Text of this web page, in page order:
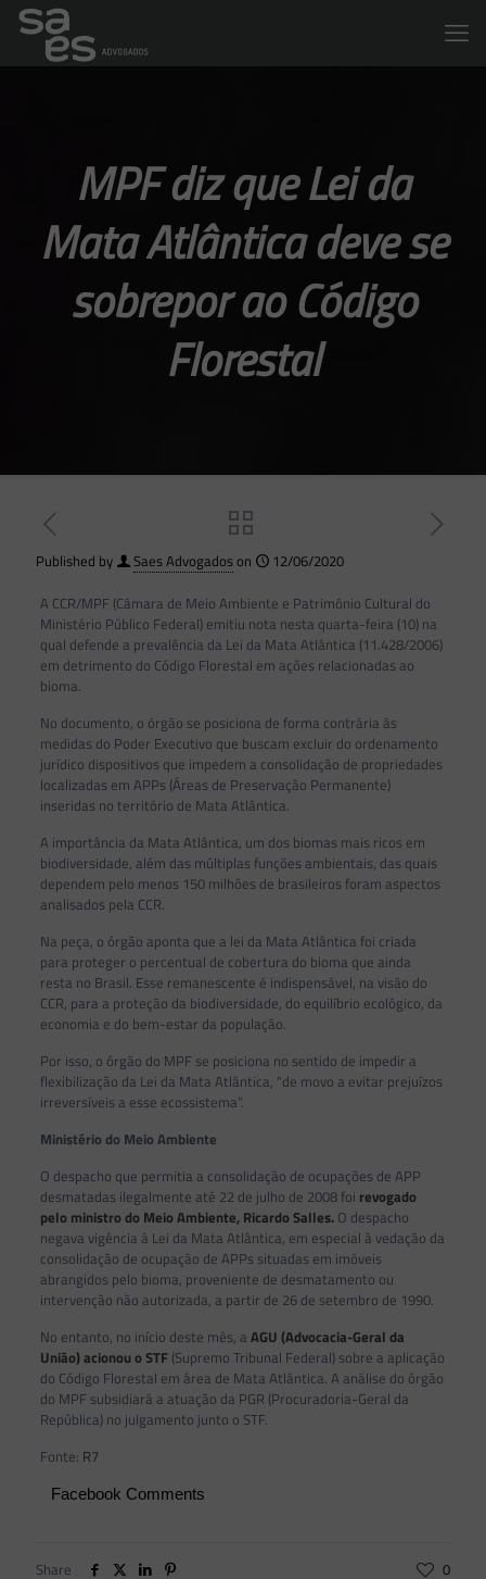
MPF diz que Lei da
Mata Atlântica deve se
sobrepor ao Código
Florestal
Published by Saes Advogadoson
12/06/2020
A CCR/MPF (Câmara de Meio Ambiente e Patrimônio Cultural do
Ministério Público Federal) emitiu nota nesta quarta-feira (10) na
qual defende a prevalência da Lei da Mata Atlântica (11.428/2006)
em detrimento do Código Florestal em ações relacionadas ao
bioma.
No documento, o órgão se posiciona de forma contrária às
medidas do Poder Executivo que buscam excluir do ordenamento
jurídico dispositivos que impedem a consolidação de propriedades
localizadas em APPs (Áreas de Preservação Permanente)
inseridas no território de Mata Atlântica.
A importância da Mata Atlântica, um dos biomas mais ricos em
biodiversidade, além das múltiplas funções ambientais, das quais
dependem pelo menos 150 milhões de brasileiros foram aspectos
analisados pela CCR.
Na peça, o órgão aponta que a lei da Mata Atlântica foi criada
para proteger o percentual de cobertura do bioma que ainda
resta no Brasil. Esse remanescente é indispensável, na visão do
CCR, para a proteção da biodiversidade, do equilíbrio ecológico, da
economia e do bem-estar da população.
Por isso, o órgão do MPF se posiciona no sentido de impedir a
flexibilização da Lei da Mata Atlântica, “de movo a evitar prejuízos
irreversíveis a esse ecossistema”.
Ministério do Meio Ambiente
O despacho que permitia a consolidação de ocupações de APP
desmatadas ilegalmente até 22 de julho de 2008 foi revogado
pelo ministro do Meio Ambiente, Ricardo Salles.O despacho
negava vigência à Lei da Mata Atlântica, em especial à vedação da
consolidação de ocupação de APPs situadas em imóveis
abrangidos pelo bioma, proveniente de desmatamento ou
intervenção não autorizada, a partir de 26 de setembro de 1990.
No entanto, no início deste mês, a AGU (Advocacia-Geral da
União) acionou o STF(Supremo Tribunal Federal) sobre a aplicação
do Código Florestal em área de Mata Atlântica. A análise do órgão
do MPF subsidiará a atuação da PGR (Procuradoria-Geral da
República) no julgamento junto o STF.
Fonte: R7
Facebook Comments
Share 0